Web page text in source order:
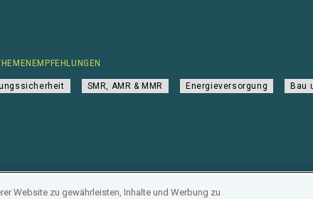
SMR, AMR & MMR Energieversorgung Bau
Website zu gewährleisten, Inhalte und Werbung zu